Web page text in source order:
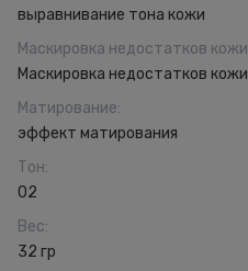
выравнивание тона кожи
Маскировка недостатков кожи
Маскировка недостатков кожи
Матирование:
эффект матирования
Тон:
02
Вес:
32 гр